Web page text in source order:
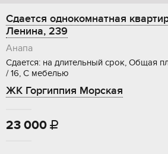
Сдается однокомнатная
Ленина, 239
Анапа
Сдается: на длительный срок, Общая
/ 16, С мебелью
ЖК Горгиппия Морская
23 000 